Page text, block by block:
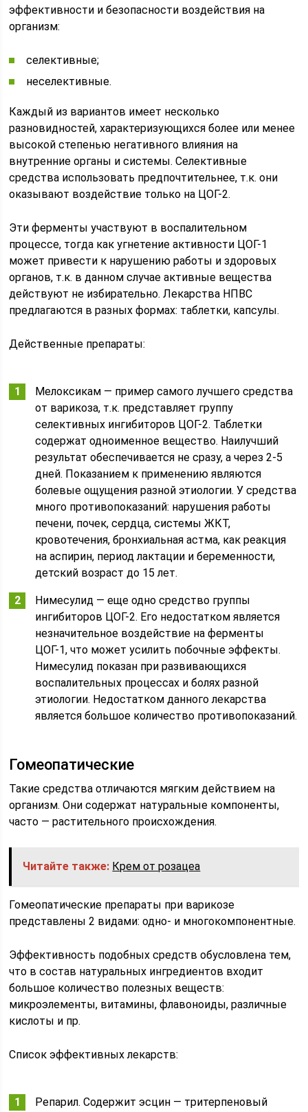
эффективности и безопасности воздействия на
организм:
селективные;
неселективные.
Каждый из вариантов имеет несколько
разновидностей, характеризующихся более или менее
высокой степенью негативного влияния на
внутренние органы и системы. Селективные
средства использовать предпочтительнее, т.к. они
оказывают воздействие только на ЦОГ-2.
Эти ферменты участвуют в воспалительном
процессе, тогда как угнетение активности ЦОГ-1
может привести к нарушению работы и здоровых
органов, т.к. в данном случае активные вещества
действуют не избирательно. Лекарства НПВС
предлагаются в разных формах: таблетки, капсулы.
Действенные препараты:
Мелоксикам — пример самого лучшего средства
от варикоза, т.к. представляет группу
селективных ингибиторов ЦОГ-2. Таблетки
содержат одноименное вещество. Наилучший
результат обеспечивается не сразу, а через 2-5
дней. Показанием к применению являются
болевые ощущения разной этиологии. У средства
много противопоказаний: нарушения работы
печени, почек, сердца, системы ЖКТ,
кровотечения, бронхиальная астма, как реакция
на аспирин, период лактации и беременности,
детский возраст до 15 лет.
Нимесулид — еще одно средство группы
ингибиторов ЦОГ-2. Его недостатком является
незначительное воздействие на ферменты
ЦОГ-1, что может усилить побочные эффекты.
Нимесулид показан при развивающихся
воспалительных процессах и болях разной
этиологии. Недостатком данного лекарства
является большое количество противопоказаний.
Гомеопатические
Такие средства отличаются мягким действием на
организм. Они содержат натуральные компоненты,
часто — растительного происхождения.
Читайте также: Крем от розацеа
Гомеопатические препараты при варикозе
представлены 2 видами: одно- и многокомпонентные.
Эффективность подобных средств обусловлена тем,
что в состав натуральных ингредиентов входит
большое количество полезных веществ:
микроэлементы, витамины, флавоноиды, различные
кислоты и пр.
Список эффективных лекарств:
Репарил. Содержит эсцин — тритерпеновый